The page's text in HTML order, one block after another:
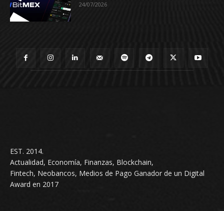
24/07/2026
EST. 2014.
Actualidad, Economía, Finanzas, Blockchain,
Fintech, Neobancos, Medios de Pago Ganador de un Digital
Award en 2017